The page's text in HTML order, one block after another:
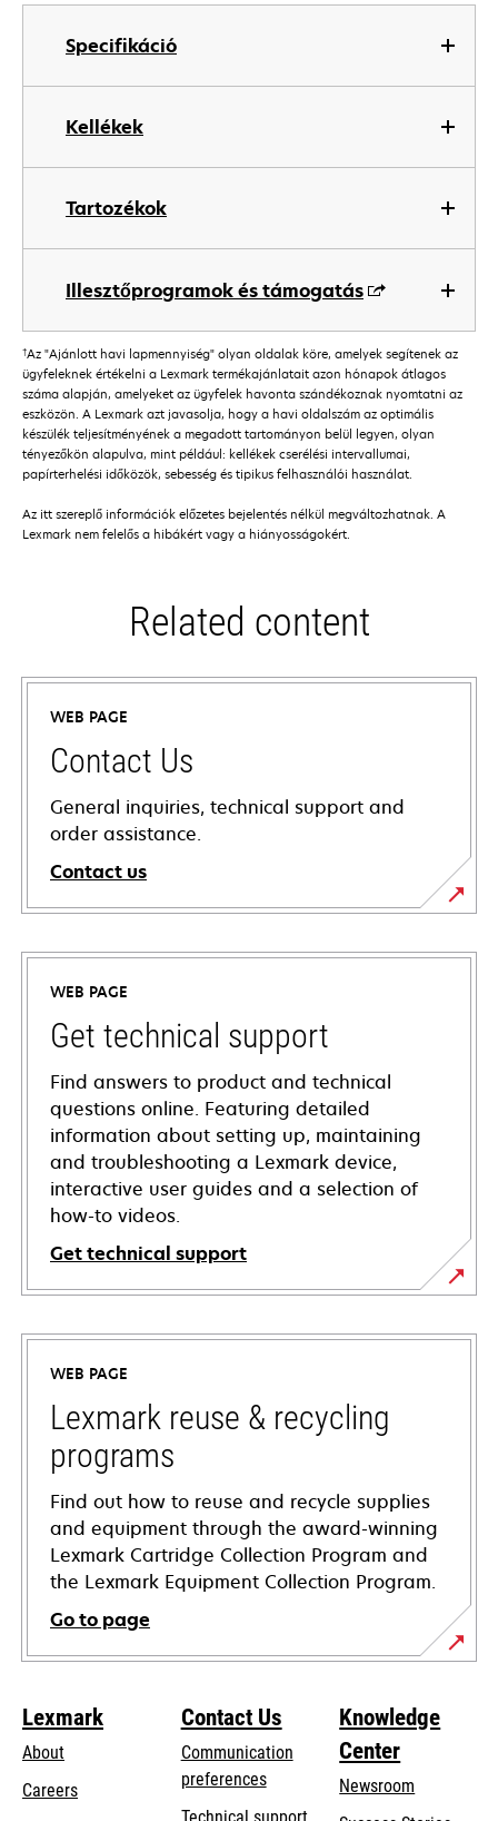
Specifikáció
Kellékek
Tartozékok
Illesztőprogramok és támogatás
†Az "Ajánlott havi lapmennyiség" olyan oldalak köre, amelyek segítenek az
ügyfeleknek értékelni a Lexmark termékajánlatait azon hónapok átlagos
száma alapján, amelyeket az ügyfelek havonta szándékoznak nyomtatni az
eszközön. A Lexmark azt javasolja, hogy a havi oldalszám az optimális
készülék teljesítményének a megadott tartományon belül legyen, olyan
tényezőkön alapulva, mint például: kellékek cserélési intervallumai,
papírterhelési időközök, sebesség és tipikus felhasználói használat.
Az itt szereplő információk előzetes bejelentés nélkül megváltozhatnak. A
Lexmark nem felelős a hibákért vagy a hiányosságokért.
Related content
WEB PAGE
Contact Us
General inquiries, technical support and
order assistance.
Contact us
WEB PAGE
Get technical support
Find answers to product and technical
questions online. Featuring detailed
information about setting up, maintaining
and troubleshooting a Lexmark device,
interactive user guides and a selection of
how-to videos.
Get technical support
opens
in
new
tab
WEB PAGE
Lexmark reuse & recycling
programs
Find out how to reuse and recycle supplies
and equipment through the award-winning
Lexmark Cartridge Collection Program and
the Lexmark Equipment Collection Program.
Go to page
Lexmark
About
Careers
Contact Us
Communication
preferences
opens
Knowledge
Center
Newsroom